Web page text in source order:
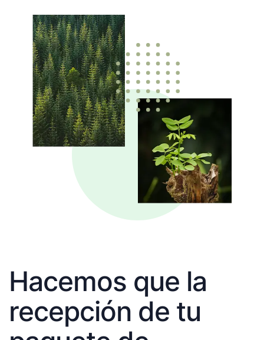
Hacemos que la
recepción de tu